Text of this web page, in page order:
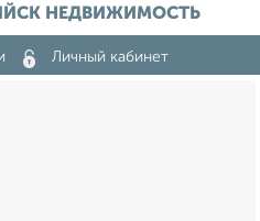
НЕДВИЖИМОСТЬ
Личный кабинет